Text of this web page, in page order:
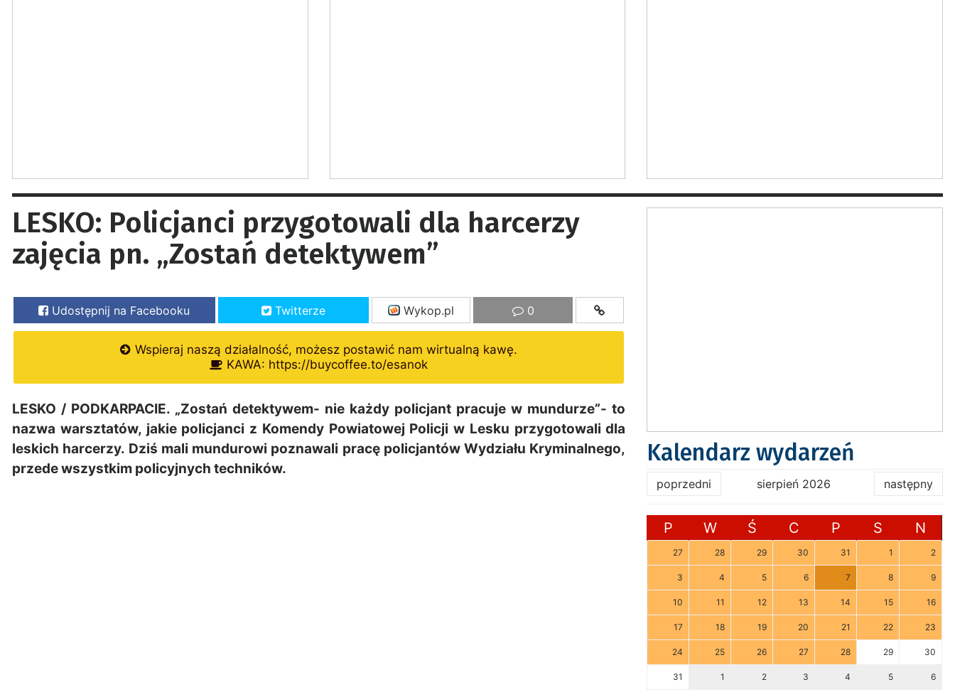
LESKO: Policjanci przygotowali dla harcerzy
zajęcia pn. „Zostań detektywem”
Udostępnij na Facebooku Twitterze Wykop.pl 0
Wspieraj naszą działalność, możesz postawić nam wirtualną kawę.
KAWA: https://buycoffee.to/esanok
LESKO / PODKARPACIE. „Zostań detektywem- nie każdy policjant pracuje w mundurze”- to
nazwa warsztatów, jakie policjanci z Komendy Powiatowej Policji w Lesku przygotowali dla
leskich harcerzy. Dziś mali mundurowi poznawali pracę policjantów Wydziału Kryminalnego,
przede wszystkim policyjnych techników.
Kalendarz wydarzeń
poprzedni sierpień 2026 następny
P W Ś C P S N
27 28 29 30 31 1 2
3 4 5 6 7 8 9
10 11 12 13 14 15 16
17 18 19 20 21 22 23
24 25 26 27 28 29 30
31 1 2 3 4 5 6